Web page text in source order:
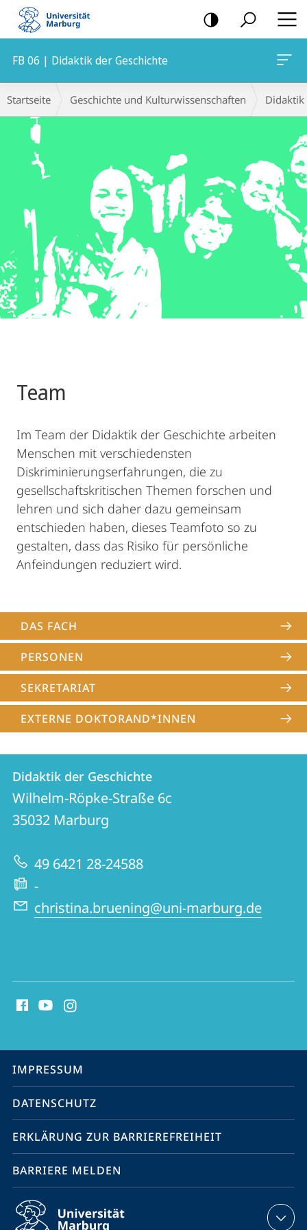
Mobile-
Navigation
FB 06 | Didaktik der Geschichte
Hauptinhalt
Breadcrumb-
Navigation
Startseite Geschichte und Kulturwissenschaften Didaktik
Team
Im Team der Didaktik der Geschichte arbeiten
Menschen mit verschiedensten
Diskriminierungserfahrungen, die zu
gesellschaftskritischen Themen forschen und
lehren und sich daher dazu gemeinsam
entschieden haben, dieses Teamfoto so zu
gestalten, dass das Risiko für persönliche
Anfeindungen reduziert wird.
DAS FACH
PERSONEN
SEKRETARIAT
EXTERNE DOKTORAND*INNEN
Kontakt
und
Informationen
zur
Website
Kontaktinformationen
Didaktik
der
Geschichte
Didaktik der Geschichte
Wilhelm-Röpke-Straße 6c
35032 Marburg
49 6421 28-24588
-
christina.bruening@uni-marburg.de
Media
Service-
Navigation
IMPRESSUM
DATENSCHUTZ
ERKLÄRUNG ZUR BARRIEREFREIHEIT
BARRIERE MELDEN